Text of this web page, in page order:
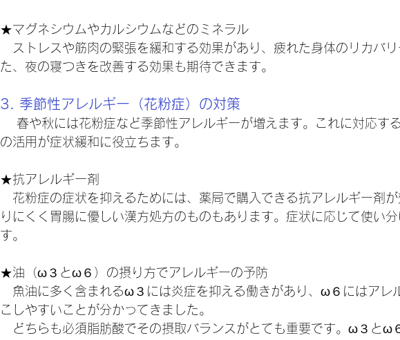
★マグネシウムやカルシウムなどのミネラル
ストレスや筋肉の緊張を緩和する効果があり、疲れた身体のリカバ
た、夜の寝つきを改善する効果も期待できます。
3. 季節性アレルギー（花粉症）の対策
の活用が症状緩和に役立ちます。
★抗アレルギー剤
花粉症の症状を抑えるためには、薬局で購入できる抗アレルギー剤
りにくく胃腸に優しい漢方処方のものもあります。症状に応じて使い
す。
★油（ω３とω６）の摂り方でアレルギーの予防
魚油に多く含まれるω３には炎症を抑える働きがあり、ω６にはアレ
こしやすいことが分かってきました。
どちらも必須脂肪酸でその摂取バランスがとても重要です。ω３とω